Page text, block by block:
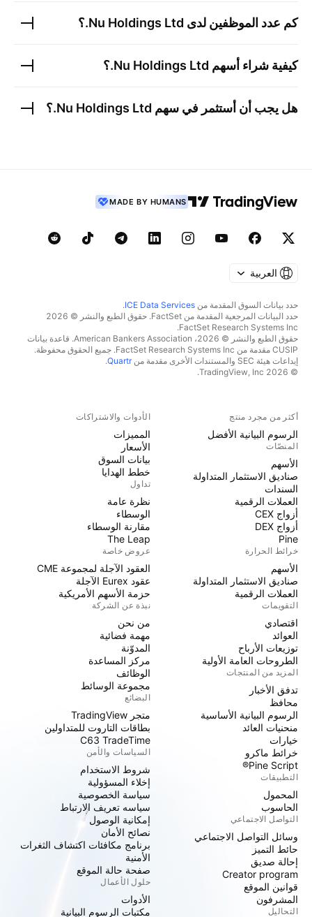
كم عدد الموظفين لدى Nu Holdings Ltd. ؟
كيفية شراء أسهم Nu Holdings Ltd. ؟
هل يجب أن أستثمر في سهم Nu Holdings Ltd. ؟
MADE BY HUMANS
العربية
حدد بيانات السوق المقدمة من ICE Data Services
.
حدد البيانات المرجعية المقدمة من FactSet. حقوق الطبع والنشر © 2026
FactSet Research Systems Inc.
حقوق الطبع والنشر © 2026، American Bankers Association. قاعدة بيانات
CUSIP مقدمة من FactSet Research Systems Inc. جميع الحقوق محفوظة.
إيداعات هيئة SEC والمستندات الأخرى مقدمة من
Quartr
.
© 2026 TradingView, Inc.
أكثر من مجرد منتج
الرسوم البيانية الأفضل
المنصّات
الأسهم
صناديق الاستثمار المتداولة
السندات
العملات الرقمية
أزواج CEX
أزواج DEX
Pine
خرائط الحرارة
الأسهم
صناديق الاستثمار المتداولة
العملات الرقمية
التقويمات
اقتصادي
العوائد
توزيعات الأرباح
الطروحات العامة الأولية
المزيد من المنتجات
تدفق الأخبار
محافظ
الرسوم البيانية الأساسية
منحنيات العائد
خيارات
خرائط ماكرو
Pine Script®
التطبيقات
المحمول
الحاسوب
التواصل الاجتماعي
وسائل التواصل الاجتماعي
حائط التميز
إحالة صديق
Creator program
قوانين الموقع
المشرفون
التحاليل
الأدوات والاشتراكات
المميزات
الأسعار
بيانات السوق
خطط الهدايا
تداول
نظرة عامة
الوسطاء
مقارنة الوسطاء
The Leap
عروض خاصة
العقود الآجلة لمجموعة CME
عقود Eurex الآجلة
حزمة الأسهم الأمريكية
نبذة عن الشركة
من نحن
مهمة فضائية
المدوّنة
مركز المساعدة
الوظائف
مجموعة الوسائط
البضائع
متجر TradingView
بطاقات التاروت للمتداولين
C63 TradeTime
السياسات والأمن
شروط الاستخدام
إخلاء المسؤولية
سياسة الخصوصية
سياسه تعريف الارتباط
إمكانية الوصول
نصائح الأمان
برنامج مكافئات اكتشاف الثغرات
الأمنية
صفحة حالة الموقع
حلول الأعمال
الأدوات
مكتبات الرسوم البيانية